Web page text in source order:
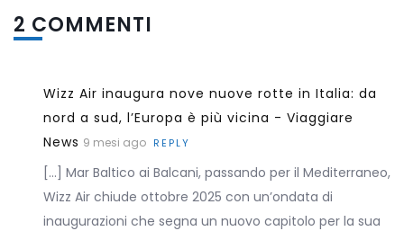
2 COMMENTI
Wizz Air inaugura nove nuove rotte in Italia: da
nord a sud, l’Europa è più vicina - Viaggiare
News 9 mesi ago REPLY
[…] Mar Baltico ai Balcani, passando per il Mediterraneo,
Wizz Air chiude ottobre 2025 con un’ondata di
inaugurazioni che segna un nuovo capitolo per la sua